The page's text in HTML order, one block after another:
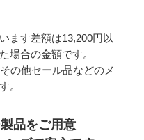
ます差額は13,200円以
場合の金額です。
の他セール品などのメ
。
品をご用意